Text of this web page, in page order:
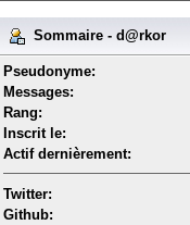
Sommaire - d@rkor
Pseudonyme:
Messages:
Rang:
Inscrit le:
Actif dernièrement:
Twitter:
Github: